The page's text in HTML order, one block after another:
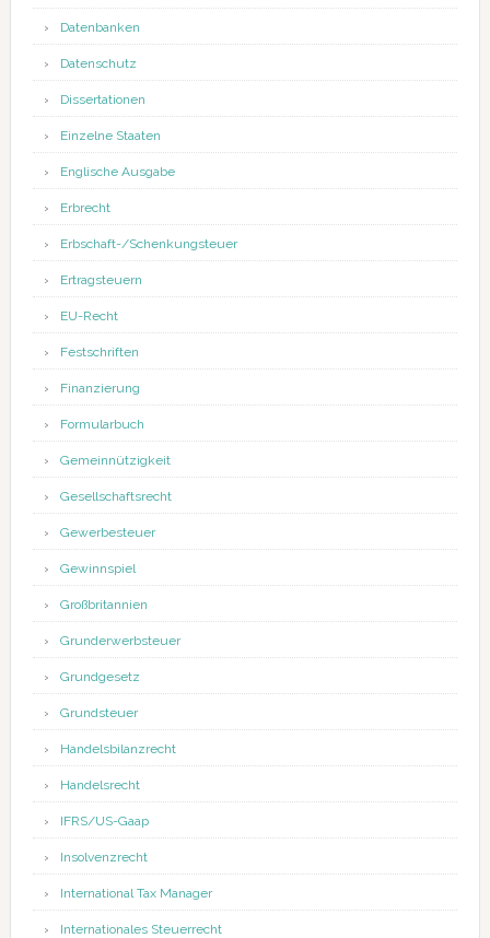
Datenbanken
Datenschutz
Dissertationen
Einzelne Staaten
Englische Ausgabe
Erbrecht
Erbschaft-/Schenkungsteuer
Ertragsteuern
EU-Recht
Festschriften
Finanzierung
Formularbuch
Gemeinnützigkeit
Gesellschaftsrecht
Gewerbesteuer
Gewinnspiel
Großbritannien
Grunderwerbsteuer
Grundgesetz
Grundsteuer
Handelsbilanzrecht
Handelsrecht
IFRS/US-Gaap
Insolvenzrecht
International Tax Manager
Internationales Steuerrecht